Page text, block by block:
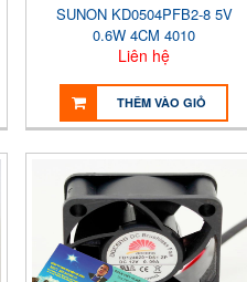
SUNON KD0504PFB2-8 5V
0.6W 4CM 4010
Liên hệ
THÊM VÀO GIỎ